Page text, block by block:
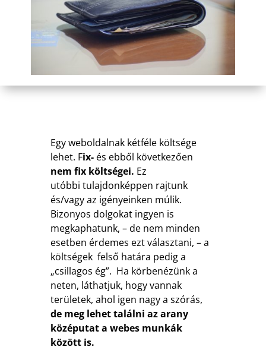
Egy weboldalnak kétféle költsége
lehet. Fix- és ebből következően
nem fix költségei. Ez
utóbbi tulajdonképpen rajtunk
és/vagy az igényeinken múlik.
Bizonyos dolgokat ingyen is
megkaphatunk, – de nem minden
esetben érdemes ezt választani, – a
költségek felső határa pedig a
„csillagos ég”. Ha körbenézünk a
neten, láthatjuk, hogy vannak
területek, ahol igen nagy a szórás,
de meg lehet találni az arany
középutat a webes munkák
között is.